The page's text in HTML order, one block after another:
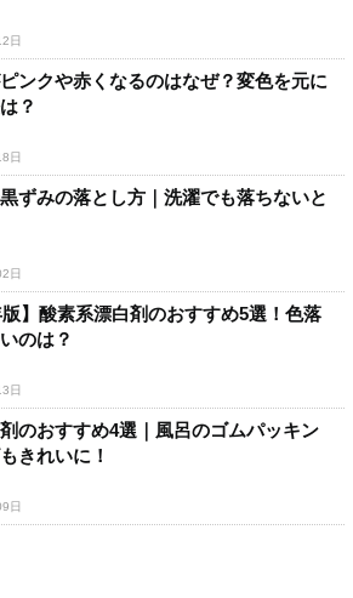
日
ンクや赤くなるのはなぜ？変色を元に
？
日
ずみの落とし方｜洗濯でも落ちないと
日
版】酸素系漂白剤のおすすめ5選！色落
のは？
日
のおすすめ4選｜風呂のゴムパッキン
きれいに！
日